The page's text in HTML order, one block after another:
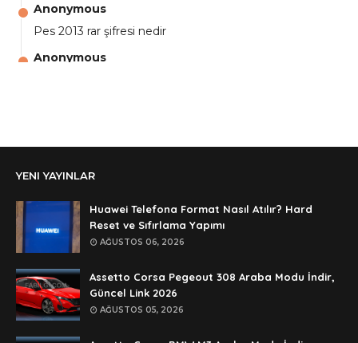
Anonymous
Pes 2013 rar şifresi nedir
Anonymous
şifre ?
Anonymous
şifre ögrenebilirmiyim
Anonymous
🥰🥰🥰
Anonymous
dedezıplatan31 beğend👌
YENI YAYINLAR
Huawei Telefona Format Nasıl Atılır? Hard
Reset ve Sıfırlama Yapımı
AĞUSTOS 06, 2026
Assetto Corsa Pegeout 308 Araba Modu İndir,
Güncel Link 2026
AĞUSTOS 05, 2026